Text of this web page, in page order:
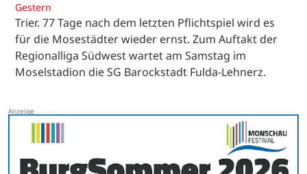
Gestern
Trier. 77 Tage nach dem letzten Pflichtspiel wird es
für die Mosestädter wieder ernst. Zum Auftakt der
Regionalliga Südwest wartet am Samstag im
Moselstadion die SG Barockstadt Fulda-Lehnerz.